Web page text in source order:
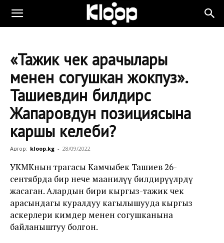
«Тажик чек арачылары
менен согушкан жокпуз».
Ташиевдин билдирүүсү
Жапаровдун позициясына
каршы келеби?
Автор: kloop.kg - 28/09/2022
УКМКнын төрагасы Камчыбек Ташиев 26-
сентябрда бир нече маанилүү билдирүүлөрдү
жасаган. Алардын бири кыргыз-тажик чек
арасындагы куралдуу кагылышууда кыргыз
аскерлери кимдер менен согушканына
байланыштуу болгон.